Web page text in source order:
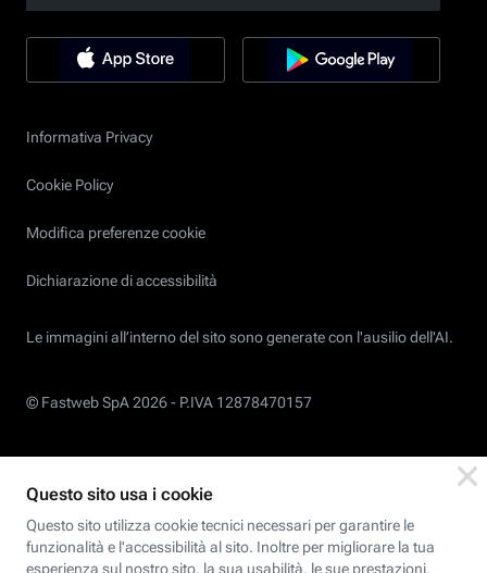
Informativa Privacy
Cookie Policy
Modifica preferenze cookie
Dichiarazione di accessibilità
Le immagini all’interno del sito sono generate con l'ausilio dell'AI.
© Fastweb SpA 2026 - P.IVA 12878470157